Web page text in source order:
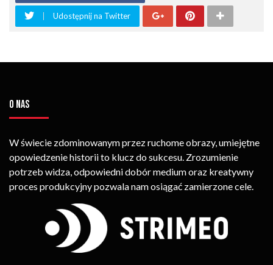
Udostępnij na Twitter
O NAS
W świecie zdominowanym przez ruchome obrazy, umiejętne
opowiedzenie historii to klucz do sukcesu. Zrozumienie
potrzeb widza, odpowiedni dobór medium oraz kreatywny
proces produkcyjny pozwala nam osiągać zamierzone cele.